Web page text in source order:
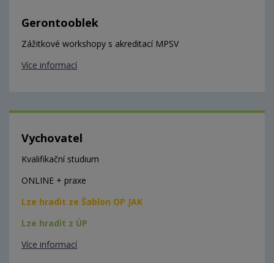
Gerontooblek
Zážitkové workshopy s akreditací MPSV
Více informací
Vychovatel
Kvalifikační studium
ONLINE + praxe
Lze hradit ze Šablon OP JAK
Lze hradit z ÚP
Více informací